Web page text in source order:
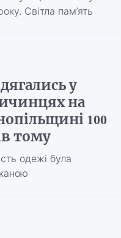
Світла пам’ять
у
на
100
тому
одежі була